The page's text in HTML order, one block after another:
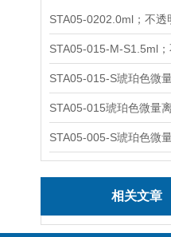
相关文章